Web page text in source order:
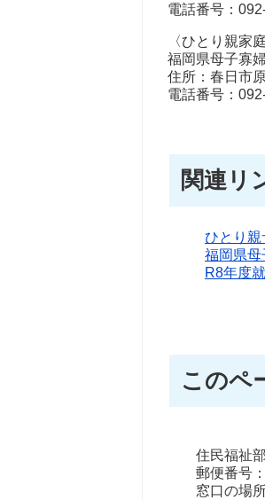
電話番号：
〈ひとり親家
福岡県母子寡
住所：春日市
電話番号：
関連リ
ひとり親
福岡県母
R8年度
このペ
住民福祉
郵便番号
窓口の場